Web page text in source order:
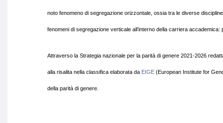
noto fenomeno di segregazione orizzontale, ossia tra le diverse
fenomeni di segregazione verticale all’interno della carriera
Attraverso la Strategia nazionale per la parità di genere 2021-2026
alla risalita nella classifica elaborata da EIGE (European Institute for
della parità di genere